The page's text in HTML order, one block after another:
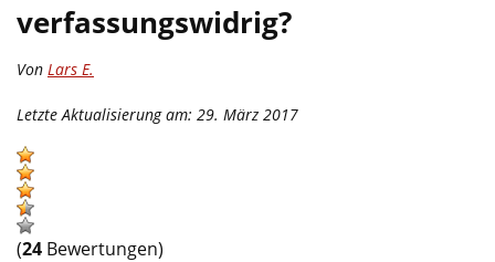
verfassungswidrig?
Von Lars E.
Letzte Aktualisierung am: 29. März 2017
(24 Bewertungen)